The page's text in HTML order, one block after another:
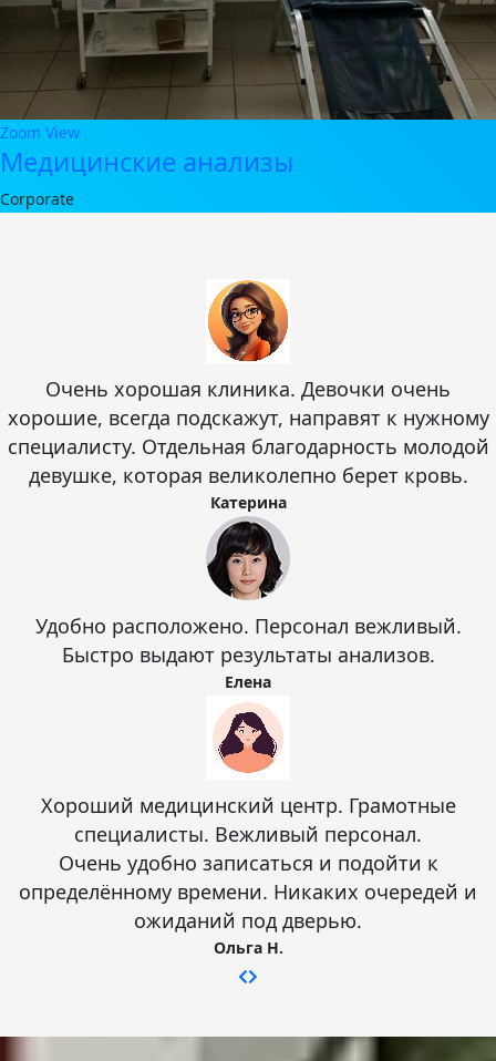
Zoom View
Медицинские анализы
Corporate
Очень хорошая клиника. Девочки очень
хорошие, всегда подскажут, направят к нужному
специалисту. Отдельная благодарность молодой
девушке, которая великолепно берет кровь.
Катерина
Удобно расположено. Персонал вежливый.
Быстро выдают результаты анализов.
Елена
Хороший медицинский центр. Грамотные
специалисты. Вежливый персонал.
Очень удобно записаться и подойти к
определённому времени. Никаких очередей и
ожиданий под дверью.
Ольга Н.